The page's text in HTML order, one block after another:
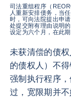
司法重组程序（
人重新安排债务，当
时，可向法院提出申
处提交附有理由说明
设定为六个月，在此
未获清偿的债
的债权人）不
强制执行程序
过，宽限期并